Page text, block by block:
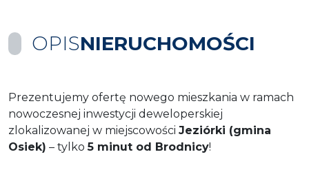
OPISNIERUCHOMOŚCI
Prezentujemy ofertę nowego mieszkania w ramach
nowoczesnej inwestycji deweloperskiej
zlokalizowanej w miejscowości Jeziórki (gmina
Osiek) – tylko5 minut od Brodnicy!